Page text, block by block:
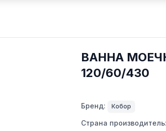
ВАННА
120/60/430
Бренд: Кобор
Страна производитель: